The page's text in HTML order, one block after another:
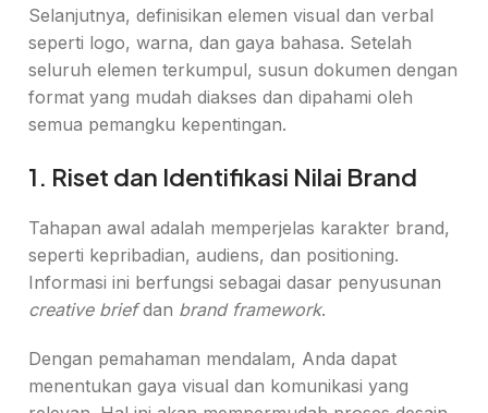
Selanjutnya, definisikan elemen visual dan verbal
seperti logo, warna, dan gaya bahasa. Setelah
seluruh elemen terkumpul, susun dokumen dengan
format yang mudah diakses dan dipahami oleh
semua pemangku kepentingan.
1. Riset dan Identifikasi Nilai Brand
Tahapan awal adalah memperjelas karakter brand,
seperti kepribadian, audiens, dan positioning.
Informasi ini berfungsi sebagai dasar penyusunan
creative briefdan brand framework.
Dengan pemahaman mendalam, Anda dapat
menentukan gaya visual dan komunikasi yang